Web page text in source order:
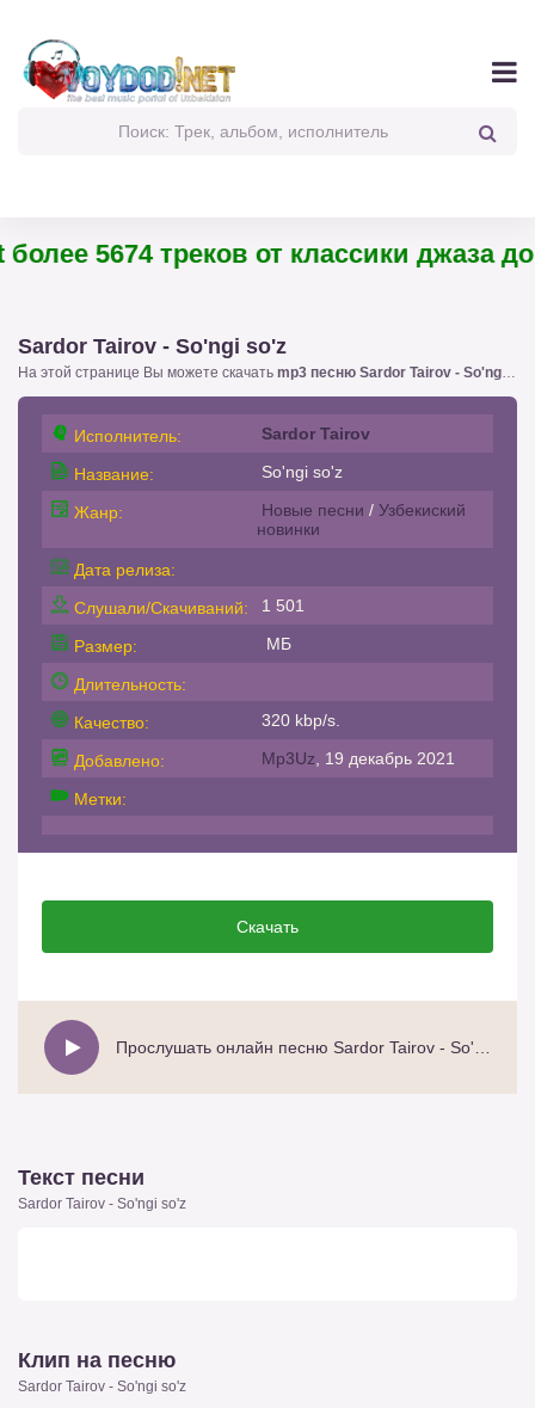
5674 треков от классики джаза до
Sardor Tairov - So'ngi so'z
На этой странице Вы можете скачать mp3 песню Sardor Tairov - So'ngi so'z
Исполнитель: Sardor Tairov
Название: So'ngi so'z
Жанр: Новые песни / Узбекиский
новинки
Дата релиза:
Слушали/Скачиваний:
1 501
Размер: МБ
Длительность:
Качество:
320 kbp/s.
Добавлено: Mp3Uz , 19 декабрь 2021
Метки:
Скачать
Текст песни
Sardor Tairov - So'ngi so'z
Клип на песню
Sardor Tairov - So'ngi so'z